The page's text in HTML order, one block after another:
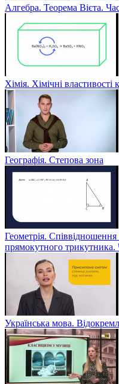
Алгебра. Теорема Вієта.
Хімія. Хімічні
Географія. Степова зона
Геометрія.
прямокутного
Українська мова.